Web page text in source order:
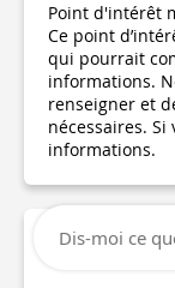
Point d'intérêt
Ce point
qui pourrait
informations.
renseigner et
nécessaires.
informations.
Dis-moi ce